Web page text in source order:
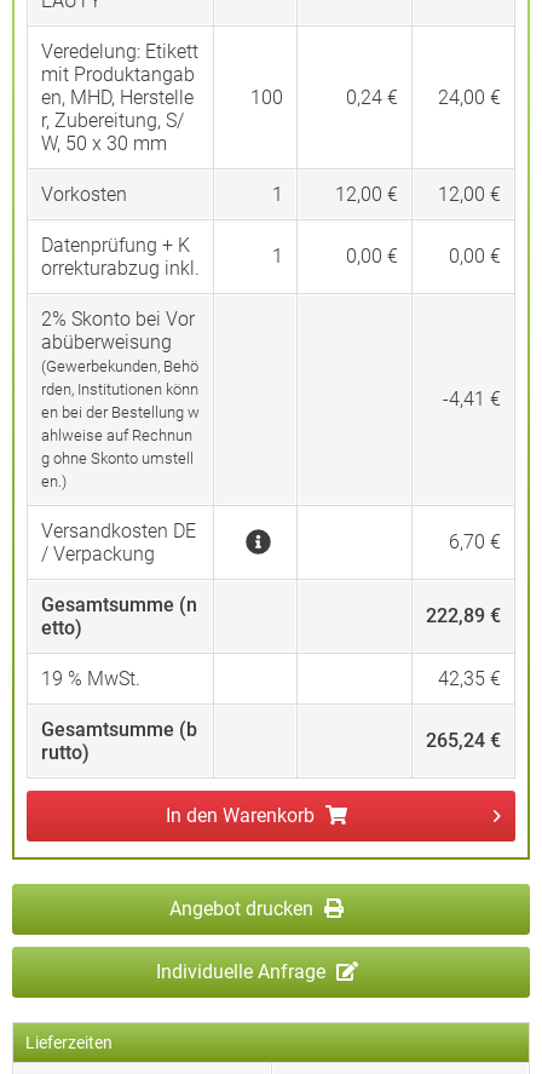
Veredelung: Etikett
mit Produktangab
en, MHD, Herstelle
r, Zubereitung, S/
W, 50 x 30 mm
100 0,24 € 24,00 €
Vorkosten 1 12,00 € 12,00 €
Datenprüfung + K
orrekturabzug inkl.
1 0,00 € 0,00 €
2% Skonto bei Vor
abüberweisung
(Gewerbekunden, Behö
rden, Institutionen könn
en bei der Bestellung w
ahlweise auf Rechnun
g ohne Skonto umstell
en.)
-4,41 €
Versandkosten DE
/ Verpackung
6,70 €
Gesamtsumme (n
etto)
222,89 €
19 % MwSt. 42,35 €
Gesamtsumme (b
rutto)
265,24 €
In den Warenkorb
Angebot drucken
Individuelle Anfrage
Lieferzeiten